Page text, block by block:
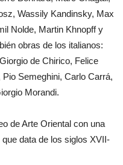
Wassily Kandinsky, Max
Nolde, Martin Khnopff y
obras de los italianos:
de Chirico, Felice
Semeghini, Carlo Carrá,
Morandi.
de Arte Oriental con una
data de los siglos XVII-